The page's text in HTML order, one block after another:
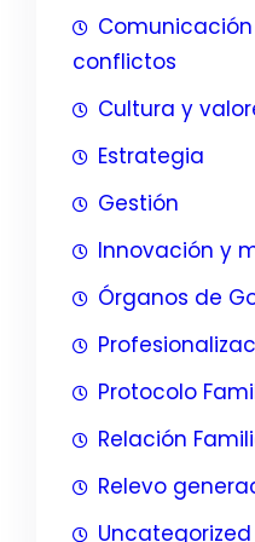
conflictos
Cultura y
Estrategia
Gestión
Innovación y
Órganos de
Protocolo
Relación
Relevo
Uncategorized